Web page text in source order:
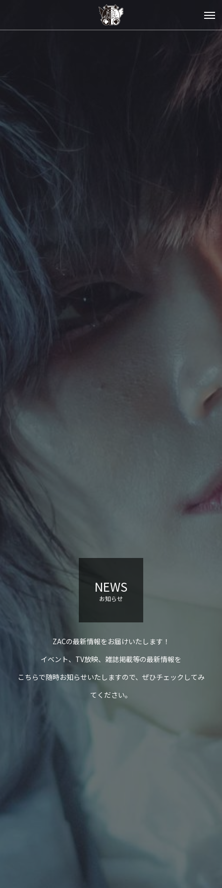
NEWS
お知らせ
ZACの最新情報をお届けいたします！
イベント、TV放映、雑誌掲載等の最新情報を
こちらで随時お知らせいたしますので、ぜひチェックしてみ
てください。